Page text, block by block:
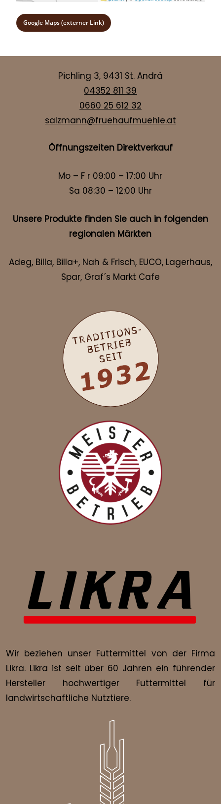
Google Maps (externer Link)
Pichling 3, 9431 St. Andrä
04352 811 39
0660 25 612 32
salzmann@fruehaufmuehle.at
Öffnungszeiten Direktverkauf
Mo – F r 09:00 – 17:00 Uhr
Sa 08:30 – 12:00 Uhr
Unsere Produkte finden Sie auch in folgenden
regionalen Märkten
Adeg, Billa, Billa+, Nah & Frisch, EUCO, Lagerhaus,
Spar, Graf´s Markt Cafe
Wir beziehen unser Futtermittel von der Firma
Likra. Likra ist seit über 60 Jahren ein führender
Hersteller hochwertiger Futtermittel für
landwirtschaftliche Nutztiere.